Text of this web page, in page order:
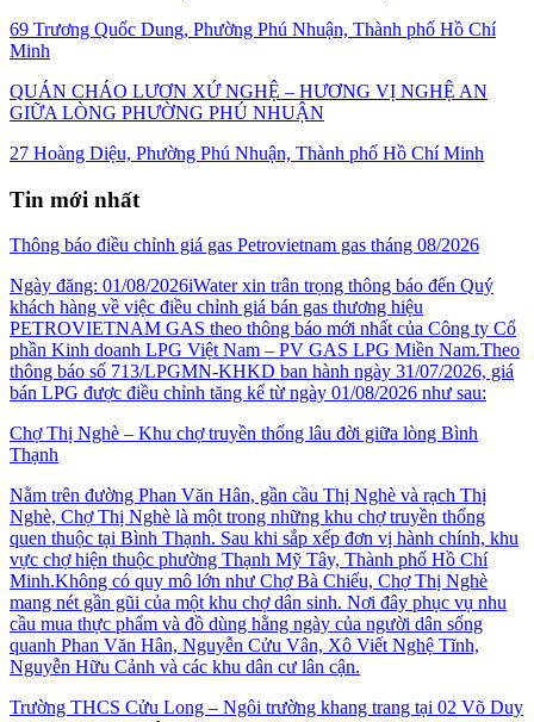
69 Trương Quốc Dung, Phường Phú Nhuận, Thành phố Hồ Chí
Minh
QUÁN CHÁO LƯƠN XỨ NGHỆ – HƯƠNG VỊ NGHỆ AN
GIỮA LÒNG PHƯỜNG PHÚ NHUẬN
27 Hoàng Diệu, Phường Phú Nhuận, Thành phố Hồ Chí Minh
Tin mới nhất
Thông báo điều chỉnh giá gas Petrovietnam gas tháng 08/2026
Ngày đăng: 01/08/2026iWater xin trân trọng thông báo đến Quý
khách hàng về việc điều chỉnh giá bán gas thương hiệu
PETROVIETNAM GAS theo thông báo mới nhất của Công ty Cổ
phần Kinh doanh LPG Việt Nam – PV GAS LPG Miền Nam.Theo
thông báo số 713/LPGMN-KHKD ban hành ngày 31/07/2026, giá
bán LPG được điều chỉnh tăng kể từ ngày 01/08/2026 như sau:
Chợ Thị Nghè – Khu chợ truyền thống lâu đời giữa lòng Bình
Thạnh
Nằm trên đường Phan Văn Hân, gần cầu Thị Nghè và rạch Thị
Nghè, Chợ Thị Nghè là một trong những khu chợ truyền thống
quen thuộc tại Bình Thạnh. Sau khi sắp xếp đơn vị hành chính, khu
vực chợ hiện thuộc phường Thạnh Mỹ Tây, Thành phố Hồ Chí
Minh.Không có quy mô lớn như Chợ Bà Chiểu, Chợ Thị Nghè
mang nét gần gũi của một khu chợ dân sinh. Nơi đây phục vụ nhu
cầu mua thực phẩm và đồ dùng hằng ngày của người dân sống
quanh Phan Văn Hân, Nguyễn Cửu Vân, Xô Viết Nghệ Tĩnh,
Nguyễn Hữu Cảnh và các khu dân cư lân cận.
Trường THCS Cửu Long – Ngôi trường khang trang tại 02 Võ Duy